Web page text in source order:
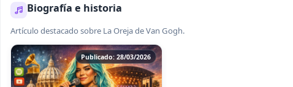
Biografía e historia
Artículo destacado sobre La Oreja de Van Gogh.
Publicado: 28/03/2026